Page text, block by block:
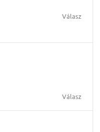
Válasz
Válasz